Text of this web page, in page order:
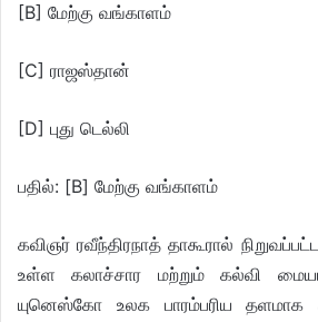
[B] மேற்கு வங்காளம்
[C] ராஜஸ்தான்
[D] புது டெல்லி
பதில்: [B] மேற்கு வங்காளம்
கவிஞர் ரவீந்திரநாத் தாகூரால்
உள்ள கலாச்சார மற்றும் கல்வி
யுனெஸ்கோ உலக பாரம்பரிய தளமாக